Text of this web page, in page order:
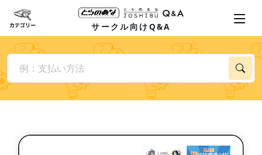
サークル向けQ&A